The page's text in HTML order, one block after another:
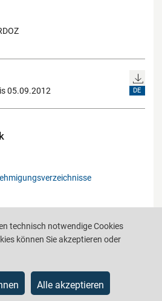
05.09.2012
DE
das Bauwesen
Impressum Sitemap
technisch notwendige Cookies
können Sie akzeptieren oder
Alle akzeptieren